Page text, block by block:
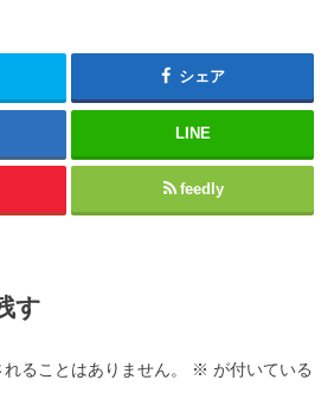
シェア
LINE
feedly
す
ることはありません。 ※ が付いている